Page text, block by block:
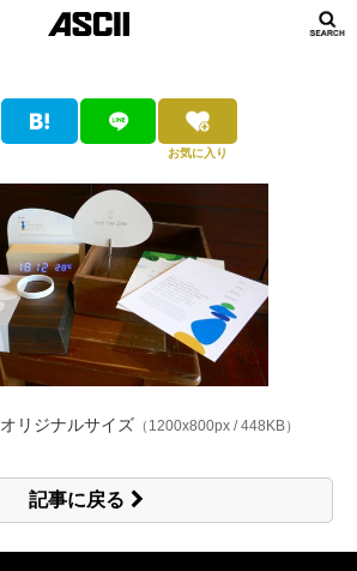
お気に入り
オリジナルサイズ （1200x800px / 448KB）
記事に戻る